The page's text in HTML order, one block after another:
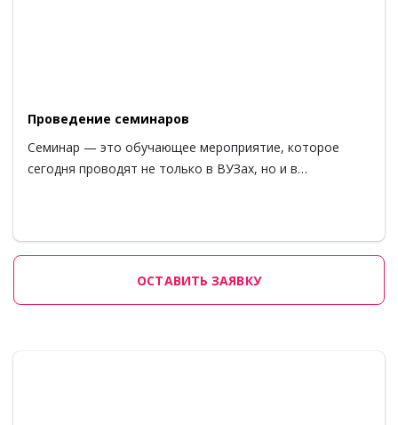
Проведение семинаров
Семинар — это обучающее мероприятие, которое
сегодня проводят не только в ВУЗах, но и в…
ОСТАВИТЬ ЗАЯВКУ